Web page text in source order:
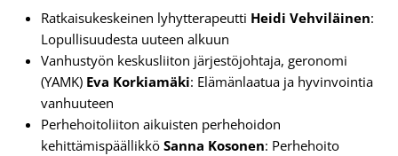
Ratkaisukeskeinen lyhytterapeutti Heidi Vehviläinen:
Lopullisuudesta uuteen alkuun
Vanhustyön keskusliiton järjestöjohtaja, geronomi
(YAMK) Eva Korkiamäki: Elämänlaatua ja hyvinvointia
vanhuuteen
Perhehoitoliiton aikuisten perhehoidon
kehittämispäällikkö Sanna Kosonen: Perhehoito